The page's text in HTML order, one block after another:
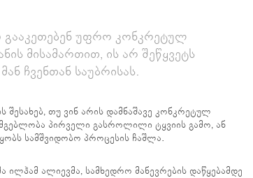
გააკეთებენ უფრო კონკრეტულ
მისამართით, ის არ შეწყვეტს
ჩვენთან საუბრისას.
შესახებ, თუ ვინ არის დამნაშავე კონკრეტულ
პირველი გასროლილი ტყვიის გამო, ან
სამშვიდობო პროცესის ჩაშლა.
ილჰამ ალიევმა, სამხედრო მანევრების დაწყებამდე